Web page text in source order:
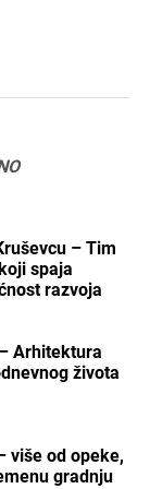
– Tim
spaja
razvoja
Arhitektura
života
više od opeke,
gradnju